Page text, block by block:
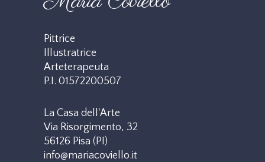
Pittrice
Illustratrice
Arteterapeuta
P.I. 01572200507
La Casa dell'Arte
Via Risorgimento, 32
56126 Pisa (PI)
info@mariacoviello.it